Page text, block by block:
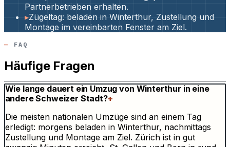
Partnerbetrieben erhalten.
▸Zügeltag: beladen in Winterthur, Zustellung und
Montage im vereinbarten Fenster am Ziel.
FAQ
Häufige Fragen
Wie lange dauert ein Umzug von Winterthur in eine
andere Schweizer Stadt?+
Die meisten nationalen Umzüge sind an einem Tag
erledigt: morgens beladen in Winterthur, nachmittags
Zustellung und Montage am Ziel. Zürich ist in gut